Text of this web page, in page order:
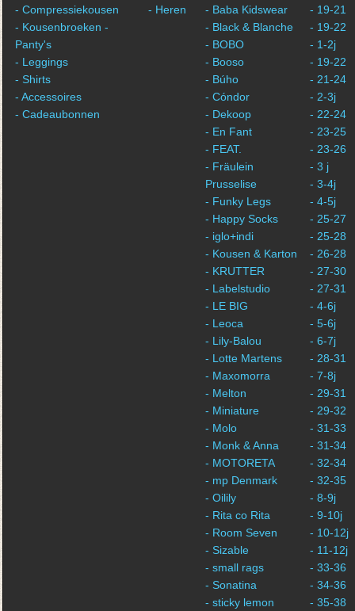
- Compressiekousen
- Kousenbroeken -
Panty's
- Leggings
- Shirts
- Accessoires
- Cadeaubonnen
- Heren
- Baba Kidswear
- Black & Blanche
- BOBO
- Booso
- Búho
- Cóndor
- Dekoop
- En Fant
- FEAT.
- Fräulein
Prusselise
- Funky Legs
- Happy Socks
- iglo+indi
- Kousen & Karton
- KRUTTER
- Labelstudio
- LE BIG
- Leoca
- Lily-Balou
- Lotte Martens
- Maxomorra
- Melton
- Miniature
- Molo
- Monk & Anna
- MOTORETA
- mp Denmark
- Oilily
- Rita co Rita
- Room Seven
- Sizable
- small rags
- Sonatina
- sticky lemon
- 19-21
- 19-22
- 1-2j
- 19-22
- 21-24
- 2-3j
- 22-24
- 23-25
- 23-26
- 3 j
- 3-4j
- 4-5j
- 25-27
- 25-28
- 26-28
- 27-30
- 27-31
- 4-6j
- 5-6j
- 6-7j
- 28-31
- 7-8j
- 29-31
- 29-32
- 31-33
- 31-34
- 32-34
- 32-35
- 8-9j
- 9-10j
- 10-12j
- 11-12j
- 33-36
- 34-36
- 35-38